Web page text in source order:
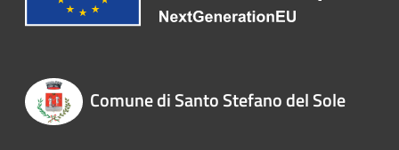
Comune di Santo Stefano del Sole